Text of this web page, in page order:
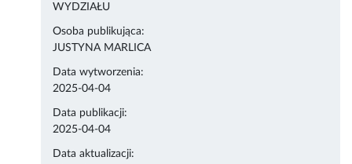
WYDZIAŁU
Osoba publikująca:
JUSTYNA MARLICA
Data wytworzenia:
2025-04-04
Data publikacji:
2025-04-04
Data aktualizacji: